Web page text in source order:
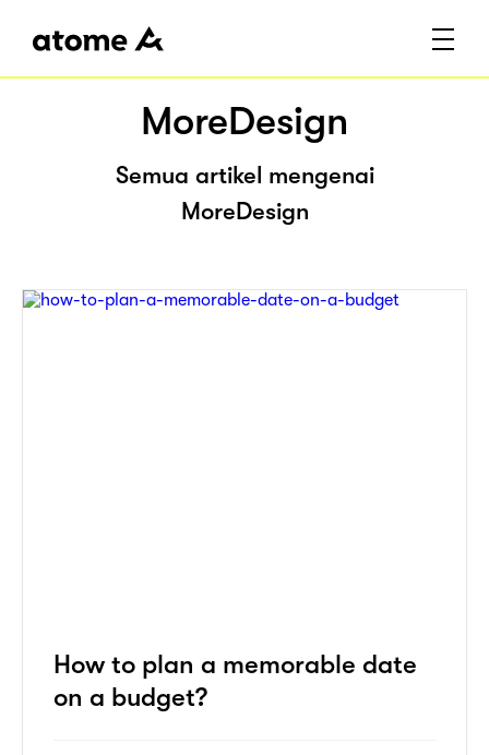
MoreDesign
Semua artikel mengenai
MoreDesign
How to plan a memorable date
on a budget?